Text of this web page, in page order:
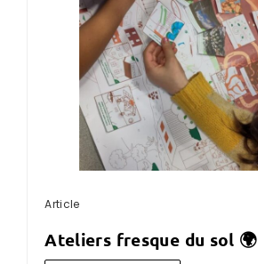
Article
ateliers fresque du sol 🌍